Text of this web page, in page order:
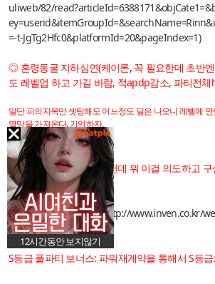
uliweb/82/
=-t-JgTg2Hfc0&platformId=20&pageIndex=1)
◎ 혼령동굴 지하심연(케이론, 꼭 필요한데 초반
도 레벨업 하고 가길 바람, 적apdp감소, 파티전
일단 피의지옥만 셋팅해도 어느정도 딜은 나오니 레벨에
멸망을 가져온다. 기억하자.
파티보너스☞
덱구성 들어가면 보이는건데 뭐 이걸 의도하고
없고
(파티보너스 참고링크:http://www.inven.co.kr/
6868&site=dm)
S등급 풀파티 보너스: 파워재계약을 통해서 S등
12시간동안 보지않기